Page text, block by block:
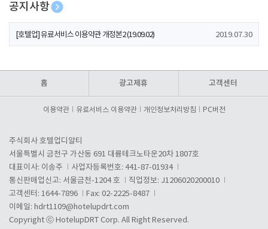
공지사항
[호텔업] 개인정보 처리방침 개정본1 (19.09.02)
[호텔업] 유료서비스 이용약관 개정본2 (19.09.02) 2019.07.30
홈 광고제휴 고객센터
이용약관 유료서비스 이용약관 개인정보처리방침 PC버전
주식회사 호텔업디알티
서울특별시 금천구 가산동 691 대륭테크노타운20차 1807호
대표이사: 이송주
사업자등록번호: 441-87-01934
통신판매업신고: 서울금천-1204 호
직업정보: J1206020200010
고객센터: 1644-7896
Fax: 02-2225-8487
이메일: hdrt1109@hotelupdrt.com
Copyright ⓒ HotelupDRT Corp. All Right Reserved.